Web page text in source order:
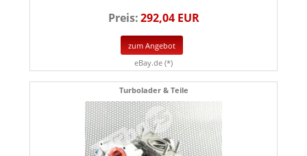
Preis:292,04 EUR
zum Angebot
eBay.de (*)
Turbolader & Teile